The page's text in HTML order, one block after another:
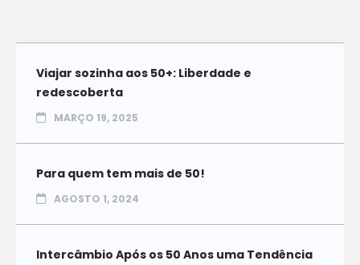
Viajar sozinha aos 50+: Liberdade e
redescoberta
MARÇO 19, 2025
Para quem tem mais de 50!
AGOSTO 1, 2024
Intercâmbio Após os 50 Anos uma Tendência